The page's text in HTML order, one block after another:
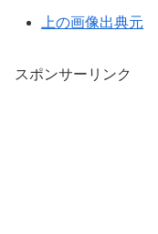
上の画像出典元
スポンサーリンク